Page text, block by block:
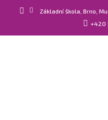
  Základní škola, Brno,
 +420